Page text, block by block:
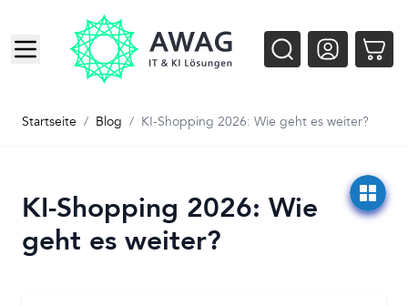
Zum Inhalt springen
Startseite / Blog / KI-Shopping 2026: Wie geht es weiter?
KI-Shopping 2026: Wie
geht es weiter?